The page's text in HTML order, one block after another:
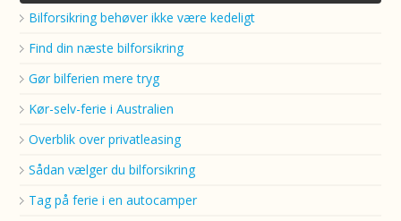
Bilforsikring behøver ikke være kedeligt
Find din næste bilforsikring
Gør bilferien mere tryg
Kør-selv-ferie i Australien
Overblik over privatleasing
Sådan vælger du bilforsikring
Tag på ferie i en autocamper